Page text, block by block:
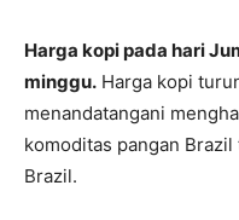
Harga kopi pada hari
minggu. Harga kopi
menandatangani
komoditas pangan
Brazil.